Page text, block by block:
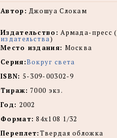
Автор: Джошуа Слокам
Издательство: Армада-пресс (
издательства)
Место издания: Москва
Серия:Вокруг света
ISBN: 5-309-00302-9
Тираж: 7000 экз.
Год: 2002
Формат: 84x108 1/32
Переплет:Твердая обложка